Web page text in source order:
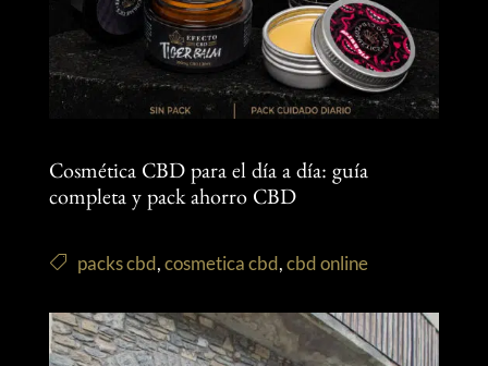
Cosmética CBD para el día a día: guía
completa y pack ahorro CBD
packs cbd,cosmetica cbd,cbd online